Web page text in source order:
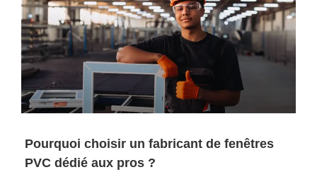
Pourquoi choisir un fabricant de fenêtres
PVC dédié aux pros ?